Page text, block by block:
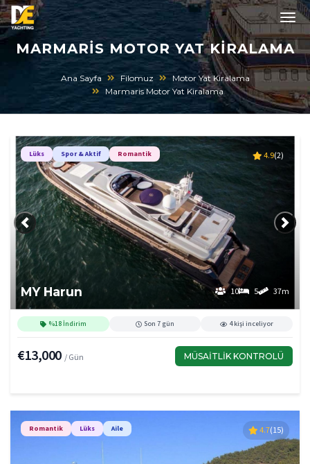
MARMARIS MOTOR YAT KIRALAMA
Ana Sayfa Filomuz
Motor Yat Kiralama
Marmaris Motor Yat Kiralama
Önceki
Lüks Spor & Aktif Romantik
MY Harun 10 5 37m
4.9(2)
%18 İndirim Son 7 gün 4 kişi inceliyor
€13,000 / Gün MÜSAITLIK KONTROLÜ
Romantik Lüks Aile 4.7(15)